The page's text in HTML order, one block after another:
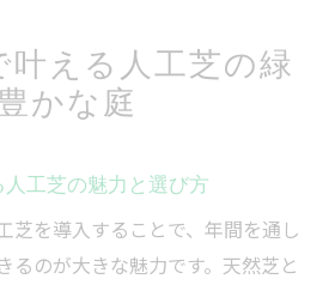
工芝で庭を一新
構工事で手入れの負担を軽減
すすめの人工芝と外構工事の
叶える人工芝の緑
豊かな庭
工芝の魅力と選び方
芝を導入することで、年間を通し
るのが大きな魅力です。天然芝と